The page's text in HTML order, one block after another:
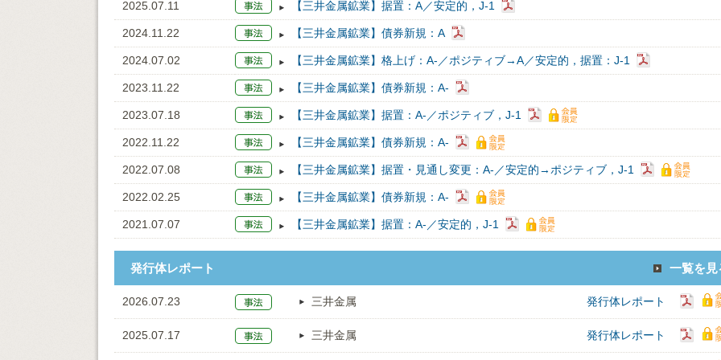
2025.07.11 【三井金属鉱業】据置：A／安定的，J-1
2024.11.22 【三井金属鉱業】債券新規：A
2024.07.02 【三井金属鉱業】格上げ：A-／ポジティブ→A／安定的，据置：J-1
2023.11.22 【三井金属鉱業】債券新規：A-
2023.07.18 【三井金属鉱業】据置：A-／ポジティブ，J-1
2022.11.22 【三井金属鉱業】債券新規：A-
2022.07.08 【三井金属鉱業】据置・見通し変更：A-／安定的→ポジティブ，J-1
2022.02.25 【三井金属鉱業】債券新規：A-
2021.07.07 【三井金属鉱業】据置：A-／安定的，J-1
発行体レポート 一覧を見
2026.07.23 三井金属 発行体レポート
2025.07.17 三井金属 発行体レポート